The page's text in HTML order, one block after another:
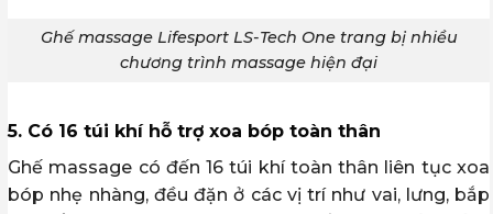
Ghế massage Lifesport LS-Tech One trang bị nhiều
chương trình massage hiện đại
5. Có 16 túi khí hỗ trợ xoa bóp toàn thân
Ghế massage có đến 16 túi khí toàn thân liên tục xoa
bóp nhẹ nhàng, đều đặn ở các vị trí như vai, lưng, bắp